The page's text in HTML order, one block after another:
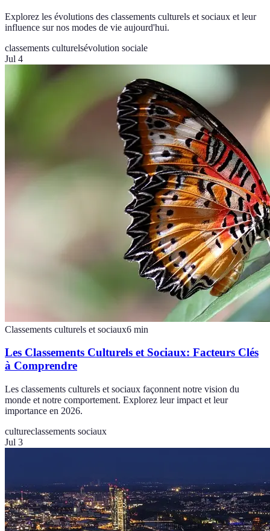
Explorez les évolutions des classements culturels et sociaux et leur
influence sur nos modes de vie aujourd'hui.
classements culturelsévolution sociale
Jul 4
Classements culturels et sociaux6 min
Les Classements Culturels et Sociaux: Facteurs Clés
à Comprendre
Les classements culturels et sociaux façonnent notre vision du
monde et notre comportement. Explorez leur impact et leur
importance en 2026.
cultureclassements sociaux
Jul 3